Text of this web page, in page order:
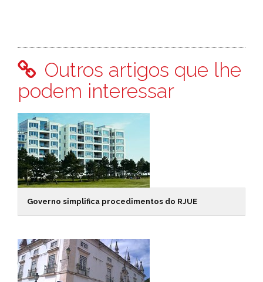
Outros artigos que lhe
podem interessar
Governo simplifica procedimentos do RJUE